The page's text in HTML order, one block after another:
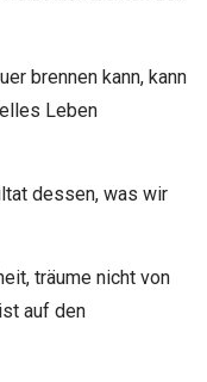
brennen kann, kann
Leben
dessen, was wir
träume nicht von
auf den